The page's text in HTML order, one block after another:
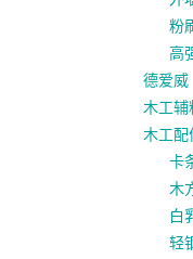
粉
高
德爱威
木工辅
木工配
卡
木
白
轻